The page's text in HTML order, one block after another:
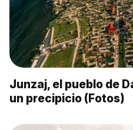
Junzaj, el pueblo de
un precipicio (Fotos)